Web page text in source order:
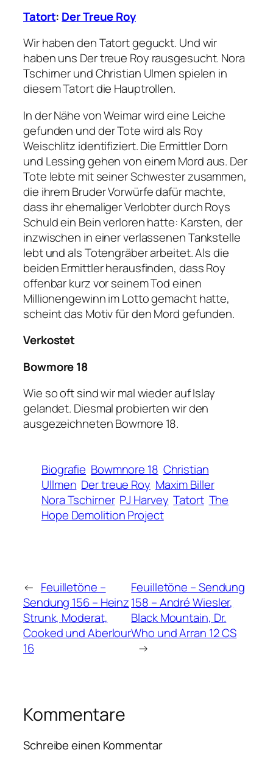
Tatort: Der Treue Roy
Wir haben den Tatort geguckt. Und wir
haben uns Der treue Roy rausgesucht. Nora
Tschirner und Christian Ulmen spielen in
diesem Tatort die Hauptrollen.
In der Nähe von Weimar wird eine Leiche
gefunden und der Tote wird als Roy
Weischlitz identifiziert. Die Ermittler Dorn
und Lessing gehen von einem Mord aus. Der
Tote lebte mit seiner Schwester zusammen,
die ihrem Bruder Vorwürfe dafür machte,
dass ihr ehemaliger Verlobter durch Roys
Schuld ein Bein verloren hatte: Karsten, der
inzwischen in einer verlassenen Tankstelle
lebt und als Totengräber arbeitet. Als die
beiden Ermittler herausfinden, dass Roy
offenbar kurz vor seinem Tod einen
Millionengewinn im Lotto gemacht hatte,
scheint das Motiv für den Mord gefunden.
Verkostet
Bowmore 18
Wie so oft sind wir mal wieder auf Islay
gelandet. Diesmal probierten wir den
ausgezeichneten Bowmore 18.
Biografie Bowmnore 18 Christian
Ullmen Der treue Roy Maxim Biller
Nora Tschirner PJ Harvey Tatort The
Hope Demolition Project
← Feuilletöne –
Sendung 156 – Heinz
Strunk, Moderat,
Cooked und Aberlour
16
Feuilletöne – Sendung
158 – André Wiesler,
Black Mountain, Dr.
Who und Arran 12 CS
→
Kommentare
Schreibe einen Kommentar